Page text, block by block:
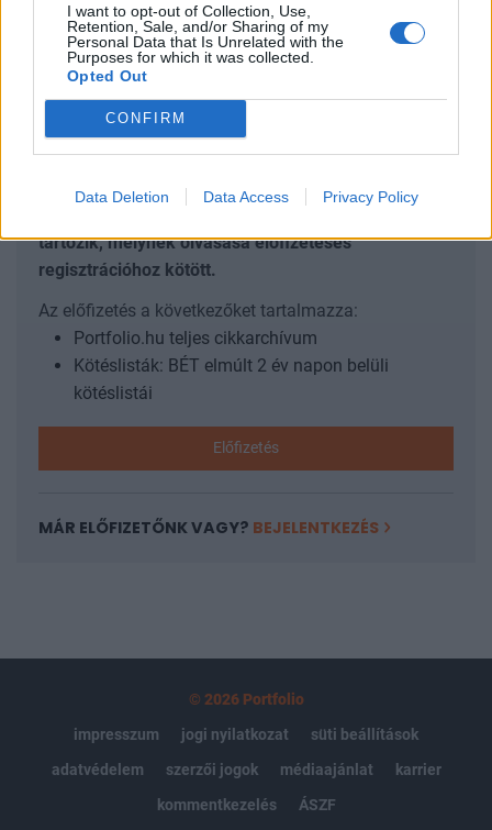
I want to opt-out of Collection, Use,
Retention, Sale, and/or Sharing of my
Personal Data that Is Unrelated with the
Purposes for which it was collected.
Opted Out
CONFIRM
Data Deletion Data Access Privacy Policy
Ellenállóképességi Tervének végrehajtásával. Idén a teljes
bolgár építési teljesítmény az EECFA becslése szerint
reálnövekedést érhet el az erős lakásépítés, a nem-
lakásépítések enyhe...
tartozik, melynek olvasása előfizetéses
regisztrációhoz kötött.
Az előfizetés a következőket tartalmazza:
Portfolio.hu teljes cikkarchívum
Kötéslisták: BÉT elmúlt 2 év napon belüli
kötéslistái
Előfizetés
MÁR ELŐFIZETŐNK VAGY? BEJELENTKEZÉS
© 2026 Portfolio
impresszum
jogi nyilatkozat
süti beállítások
adatvédelem
szerzői jogok médiaajánlat
karrier
kommentkezelés
ÁSZF